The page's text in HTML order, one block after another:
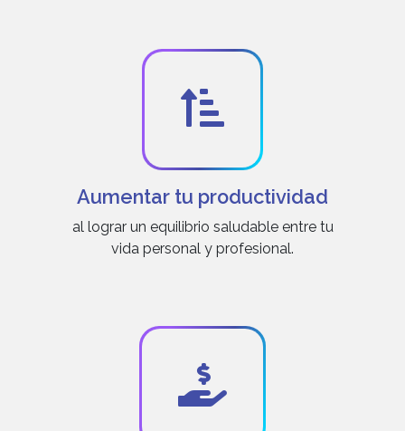
Aumentar tu productividad
al lograr un equilibrio saludable entre tu
vida personal y profesional.